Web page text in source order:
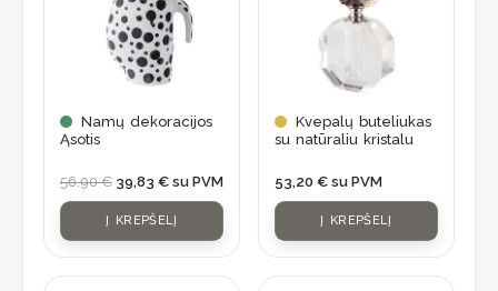
Namų dekoracijos
Ąsotis
56,90€ 39,83 € su PVM
Į KREPŠELĮ
Kvepalų buteliukas
su natūraliu kristalu
53,20 € su PVM
Į KREPŠELĮ